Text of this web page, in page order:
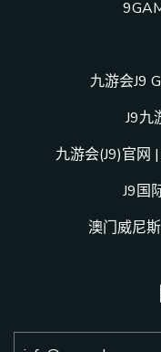
九游会J9
J9九
九游会(J9)官网
J9国
澳门威尼